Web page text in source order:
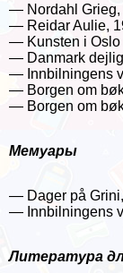
— Nordahl Grieg,
— Reidar Aulie,
— Kunsten i Oslo
— Danmark
— Innbilningens
— Borgen om
— Borgen om
Мемуары
— Dager på
— Innbilningens
Литература